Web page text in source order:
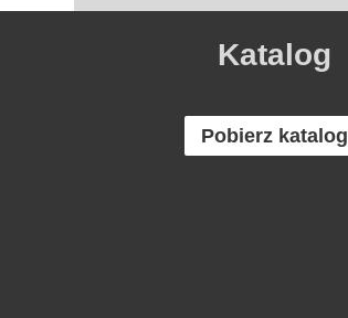
Katalog
Pobierz katalog